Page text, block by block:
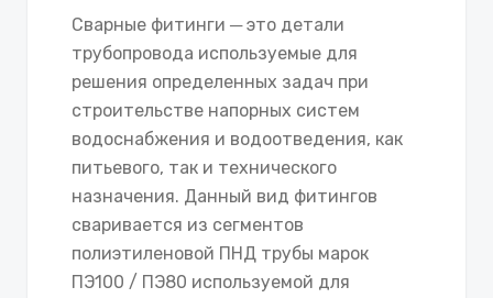
Сварные фитинги ─ это детали
трубопровода используемые для
решения определенных задач при
строительстве напорных систем
водоснабжения и водоотведения, как
питьевого, так и технического
назначения. Данный вид фитингов
сваривается из сегментов
полиэтиленовой ПНД трубы марок
ПЭ100 / ПЭ80 используемой для